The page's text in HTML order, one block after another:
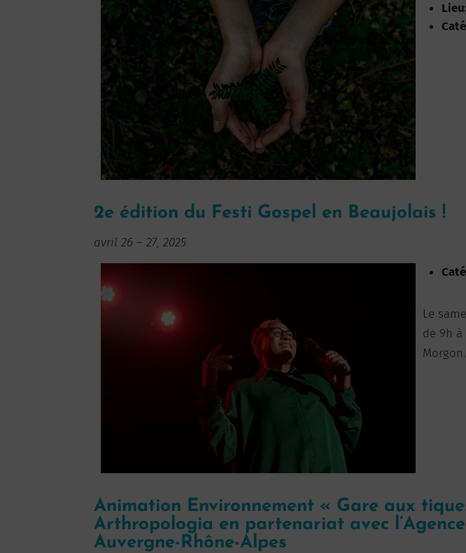
2e édition du Festi Gospel en Beaujolais !
avril 26 –27, 2025
Le
de 9h
Animation Environnement « Gare aux
Arthropologia en partenariat avec
Auvergne-Rhône-Alpes